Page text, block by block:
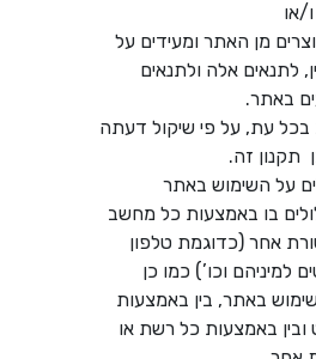
או
מן האתר ומעידים על
לתנאים אלה ולתנאים
באתר.
עת, על פי שיקול דעתה
תקנון זה.
על השימוש באתר
בו באמצעות כל מחשב
אחר (כדוגמת טלפון
למיניהם וכו’) כמו כן
באתר, בין באמצעות
באמצעות כל רשת או